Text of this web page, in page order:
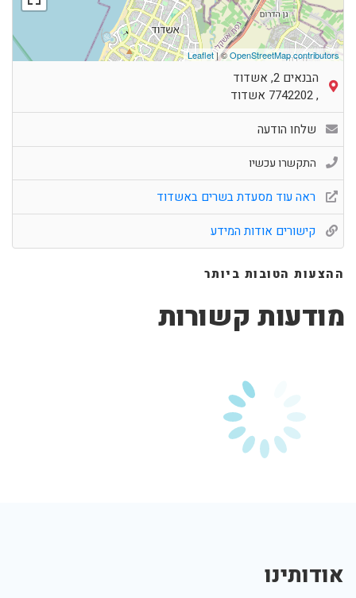
Leaflet| ©OpenStreetMap contributors
הבנאים 2, אשדוד
,
7742202 אשדוד
שלחו הודעה
התקשרו עכשיו
ראה עוד מסעדת בשרים באשדוד
קישורים אודות המידע
ההצעות הטובות ביותר
מודעות קשורות
אודותינו